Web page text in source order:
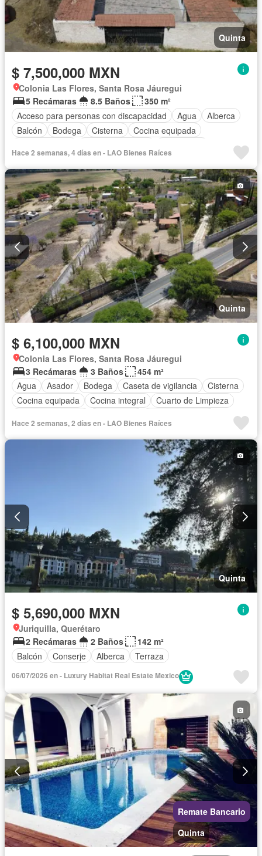
Quinta
$ 7,500,000 MXN
Colonia Las Flores, Santa Rosa Jáuregui
5 Recámaras
8.5 Baños
350 m²
Acceso para personas con discapacidad
Agua
Alberca
Balcón
Bodega Cisterna
Cocina equipada
Estacionamiento
Gas natural Internet
Recámara con closet
Sala polivalente
Televisión por cable
Terraza Vista panorámica
Wifi
Zonas verdes
Sin amueblar
Hace 2 semanas, 4 días en - LAO Bienes Raíces
Quinta
$ 6,100,000 MXN
Colonia Las Flores, Santa Rosa Jáuregui
3 Recámaras
3 Baños
454 m²
Agua
Asador Bodega Caseta de vigilancia
Cisterna
Cocina equipada
Cocina integral
Cuarto de Limpieza
Gas natural
Internet Jardín
Recámara con closet
Televisión por cable
Terraza
Zonas verdes Sin amueblar
Hace 2 semanas, 2 días en - LAO Bienes Raíces
Quinta
$ 5,690,000 MXN
Juriquilla, Querétaro
2 Recámaras
2 Baños
142 m²
Balcón
Conserje Alberca Terraza
06/07/2026 en - Luxury Habitat Real Estate Mexico
Remate Bancario
Quinta